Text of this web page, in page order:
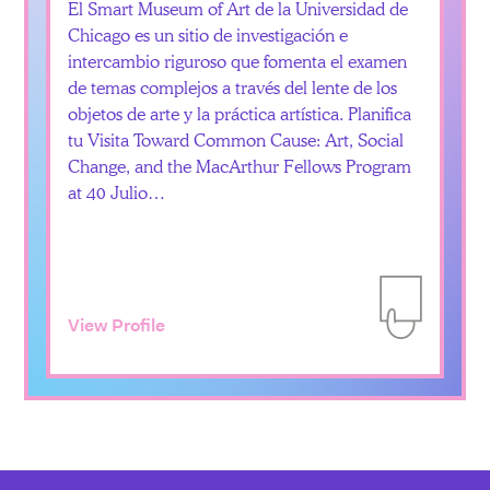
El Smart Museum of Art de la Universidad de
Chicago es un sitio de investigación e
intercambio riguroso que fomenta el examen
de temas complejos a través del lente de los
objetos de arte y la práctica artística. Planifica
tu Visita Toward Common Cause: Art, Social
Change, and the MacArthur Fellows Program
at 40 Julio…
View Profile